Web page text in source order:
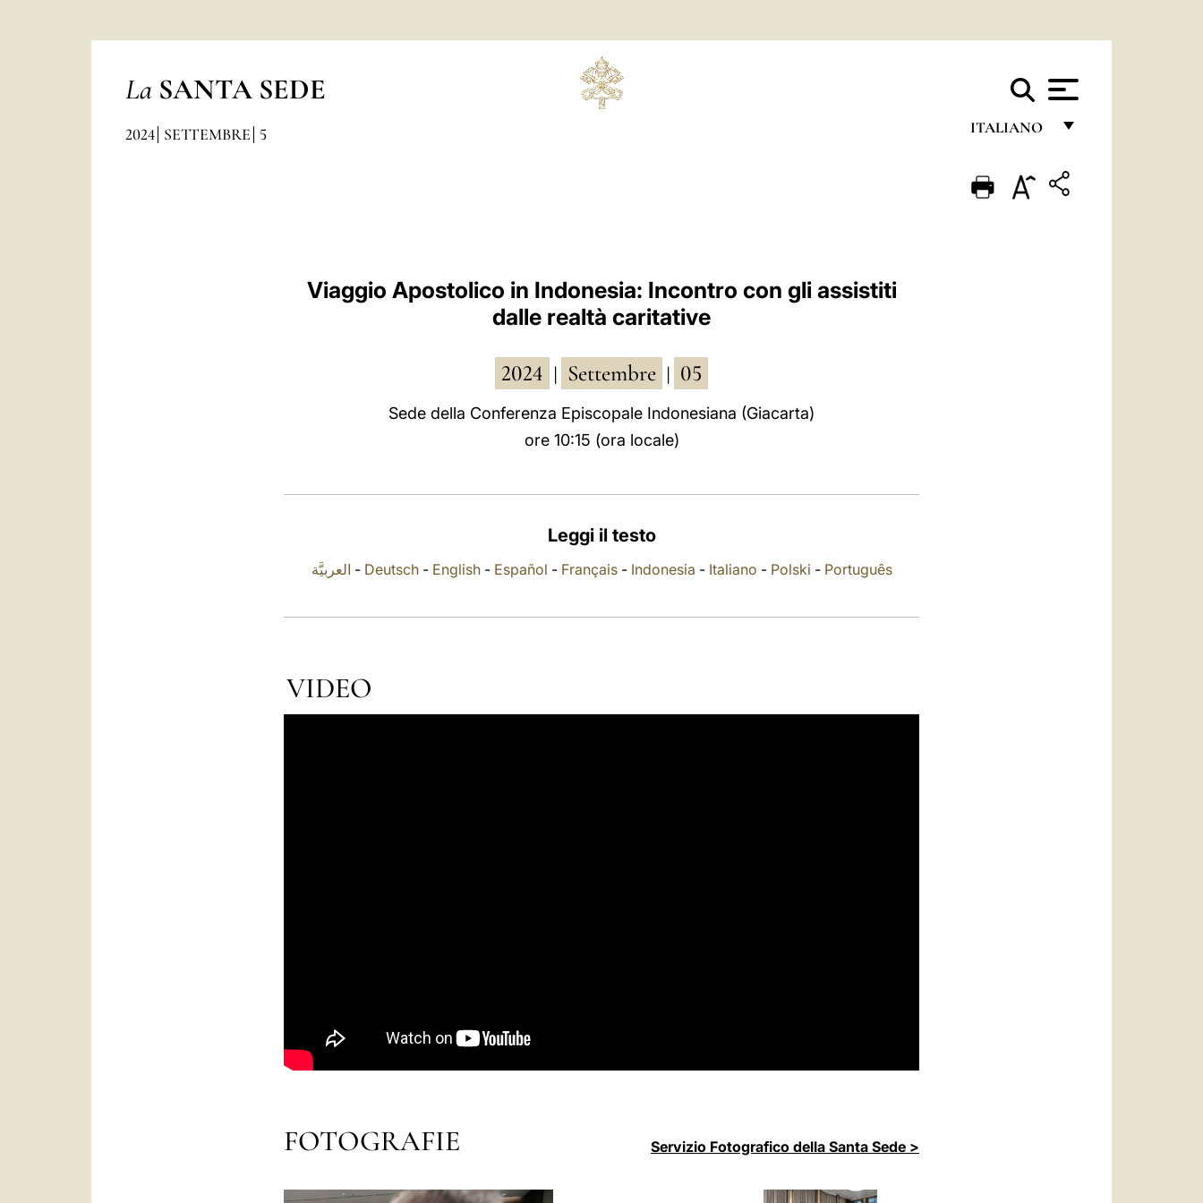
La SANTA SEDE
ITALIANO
ENGLISH
2024 SETTEMBRE 5
Viaggio Apostolico in Indonesia: Incontro con gli assistiti
dalle realtà caritative
2024 Settembre 05
Sede della Conferenza Episcopale Indonesiana (Giacarta)
ore 10:15 (ora locale)
Leggi il testo
العربيَّة - Deutsch- English- Español - Français- Indonesia - Italiano - Polski - Português
VIDEO
FOTOGRAFIE Servizio Fotografico della Santa Sede >